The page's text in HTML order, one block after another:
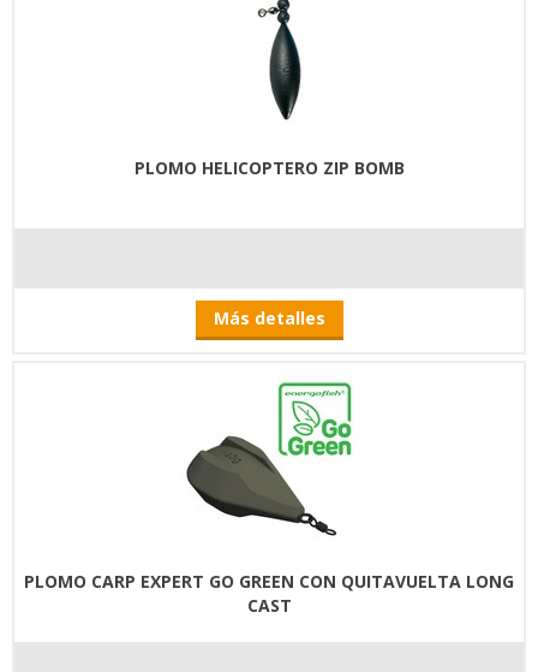
PLOMO HELICOPTERO ZIP BOMB
Más detalles
PLOMO CARP EXPERT GO GREEN CON QUITAVUELTA LONG
CAST